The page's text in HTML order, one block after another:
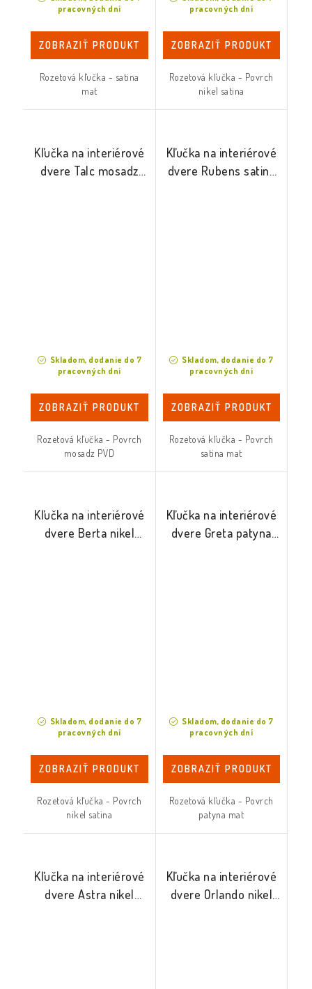
pracovných dní
ZOBRAZIŤ PRODUKT
Rozetová kľučka - satina
mat
pracovných dní
ZOBRAZIŤ PRODUKT
Rozetová kľučka - Povrch
nikel satina
Kľučka na interiérové
dvere Talc mosadz
Skladom, dodanie do 7
pracovných dní
ZOBRAZIŤ PRODUKT
Rozetová kľučka - Povrch
mosadz PVD
Kľučka na interiérové
dvere Rubens satina
Skladom, dodanie do 7
pracovných dní
ZOBRAZIŤ PRODUKT
Rozetová kľučka - Povrch
satina mat
Kľučka na interiérové
dvere Berta nikel
Skladom, dodanie do 7
pracovných dní
ZOBRAZIŤ PRODUKT
Rozetová kľučka - Povrch
nikel satina
Kľučka na interiérové
dvere Greta patyna
Skladom, dodanie do 7
pracovných dní
ZOBRAZIŤ PRODUKT
Rozetová kľučka - Povrch
patyna mat
Kľučka na interiérové
dvere Astra nikel
Kľučka na interiérové
dvere Orlando nikel